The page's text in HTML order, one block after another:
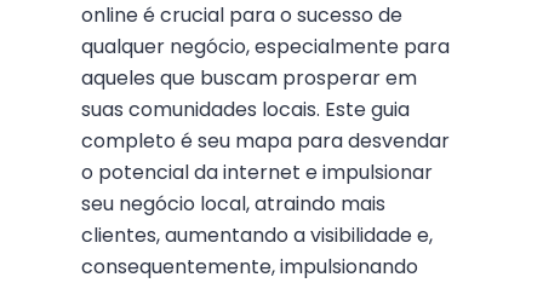
online é crucial para o sucesso de
qualquer negócio, especialmente para
aqueles que buscam prosperar em
suas comunidades locais. Este guia
completo é seu mapa para desvendar
o potencial da internet e impulsionar
seu negócio local, atraindo mais
clientes, aumentando a visibilidade e,
consequentemente, impulsionando